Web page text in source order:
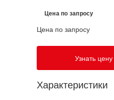
Цена по запросу
Цена по запросу
Узнать цену
Характеристики